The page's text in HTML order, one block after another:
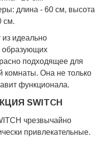
длина - 60 см, высота
см.
из идеально
образующих
подходящее для
комнаты. Она не только
функционала.
SWITCH
чрезвычайно
привлекательные.